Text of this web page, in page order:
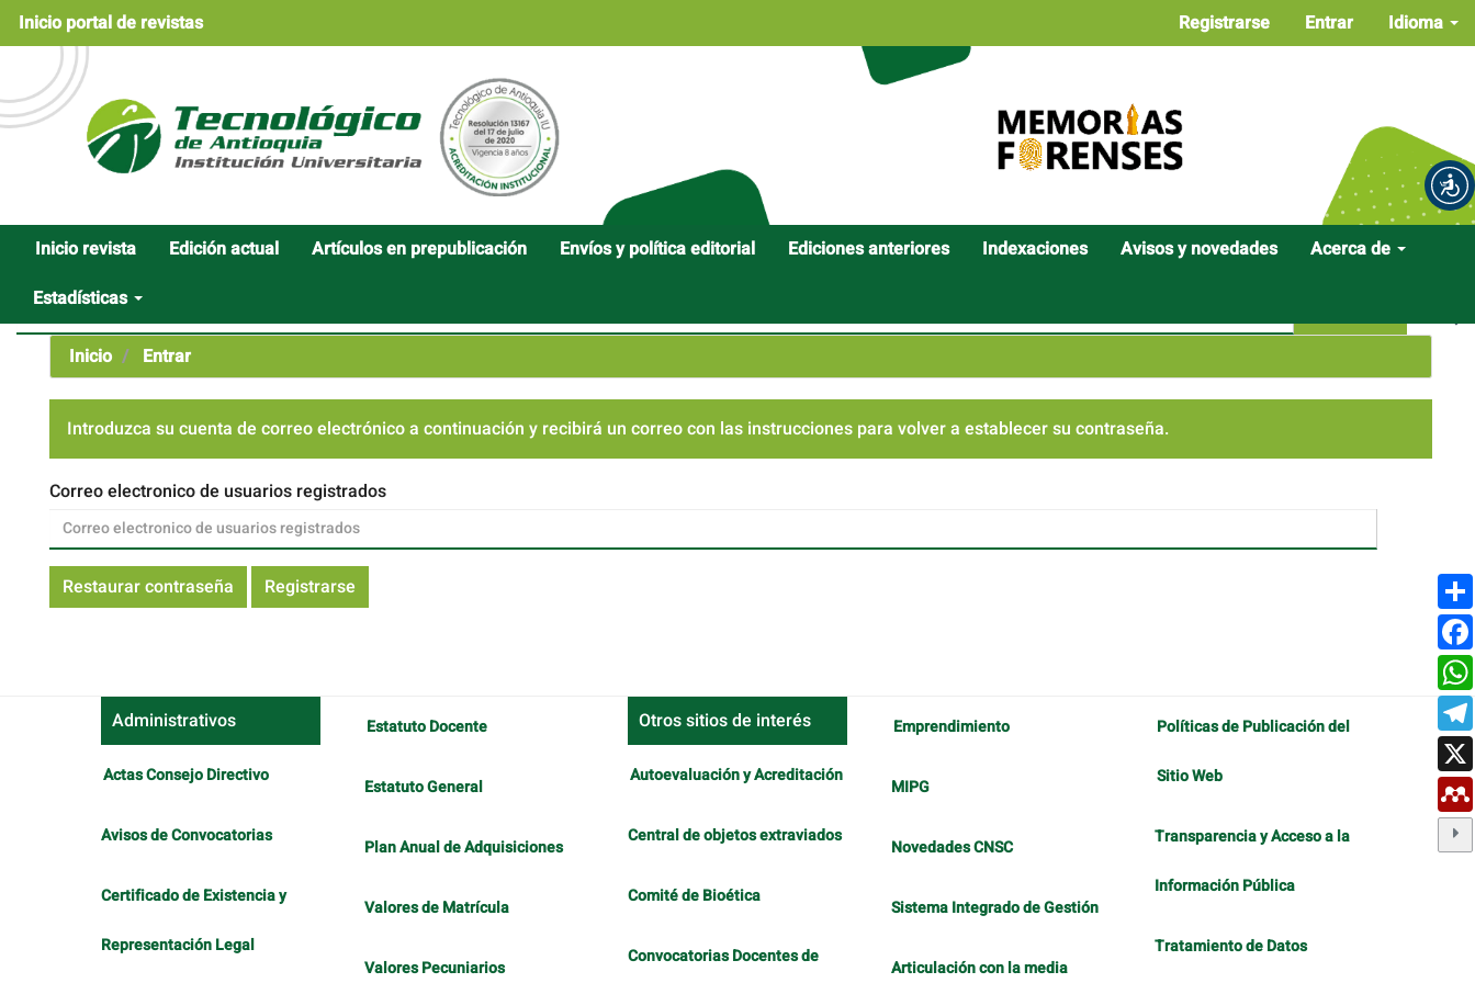
Navegación
principal
Contenido
principal
Barra
lateral
Inicio portal de revistas Idioma
Registrarse Entrar
Inicio revista Edición actual Artículos en prepublicación Envíos y política editorial Ediciones anteriores Indexaciones Avisos y novedades
Acerca de
Estadísticas
Inicio
Entrar
Introduzca su cuenta de correo electrónico a continuación y recibirá un correo con las instrucciones para volver a establecer su contraseña.
Correo electronico de usuarios registrados
Restaurar contraseña Registrarse
Administrativos
Actas Consejo Directivo
Avisos de Convocatorias
Certificado de Existencia y
Representación Legal
Estatuto Docente
Estatuto General
Plan Anual de Adquisiciones
Valores de Matrícula
Valores Pecuniarios
Otros sitios de interés
Autoevaluación y Acreditación
Central de objetos extraviados
Comité de Bioética
Convocatorias Docentes de
Emprendimiento
MIPG
Novedades CNSC
Sistema Integrado de Gestión
Articulación con la media
Políticas de Publicación del
Sitio Web
Transparencia y Acceso a la
Información Pública
Tratamiento de Datos